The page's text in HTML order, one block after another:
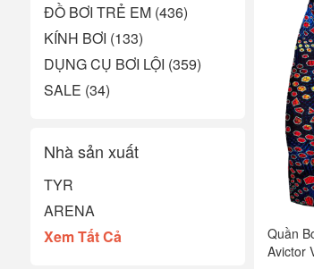
ĐỒ BƠI TRẺ EM (436)
KÍNH BƠI (133)
DỤNG CỤ BƠI LỘI (359)
SALE (34)
Nhà sản xuất
TYR
ARENA
Xem Tất Cả
Quần
Avictor